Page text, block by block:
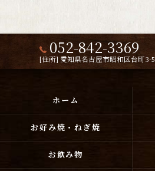
052-842-3369
[住所] 愛知県名古屋市昭和区台町3-5
ホーム
お好み焼・ねぎ焼
お飲み物